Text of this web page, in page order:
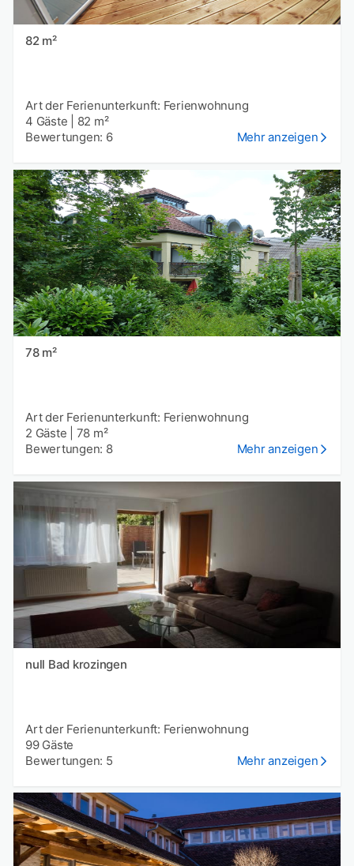
82 m²
Art der Ferienunterkunft: Ferienwohnung
4 Gäste
82 m²
Bewertungen: 6
Mehr anzeigen
78 m²
Art der Ferienunterkunft: Ferienwohnung
2 Gäste
78 m²
Bewertungen: 8
Mehr anzeigen
null Bad krozingen
Art der Ferienunterkunft: Ferienwohnung
99 Gäste
Bewertungen: 5
Mehr anzeigen